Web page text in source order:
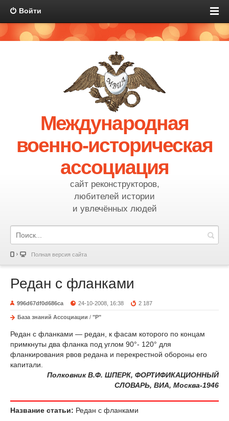
Войти
Международная
военно-историческая
ассоциация
сайт реконструкторов,
любителей истории
и увлечённых людей
Полная версия сайта
Редан с фланками
996d67df0d686ca 24-10-2008, 16:38 2 187
База знаний Ассоциации / "Р"
Редан с фланками — редан, к фасам которого по концам
примкнуты два фланка под углом 90°- 120° для
фланкирования рвов редана и перекрестной обороны его
капитали.
Полковник В.Ф. ШПЕРК, ФОРТИФИКАЦИОННЫЙ
СЛОВАРЬ, ВИА, Москва-1946
Название статьи: Редан с фланками